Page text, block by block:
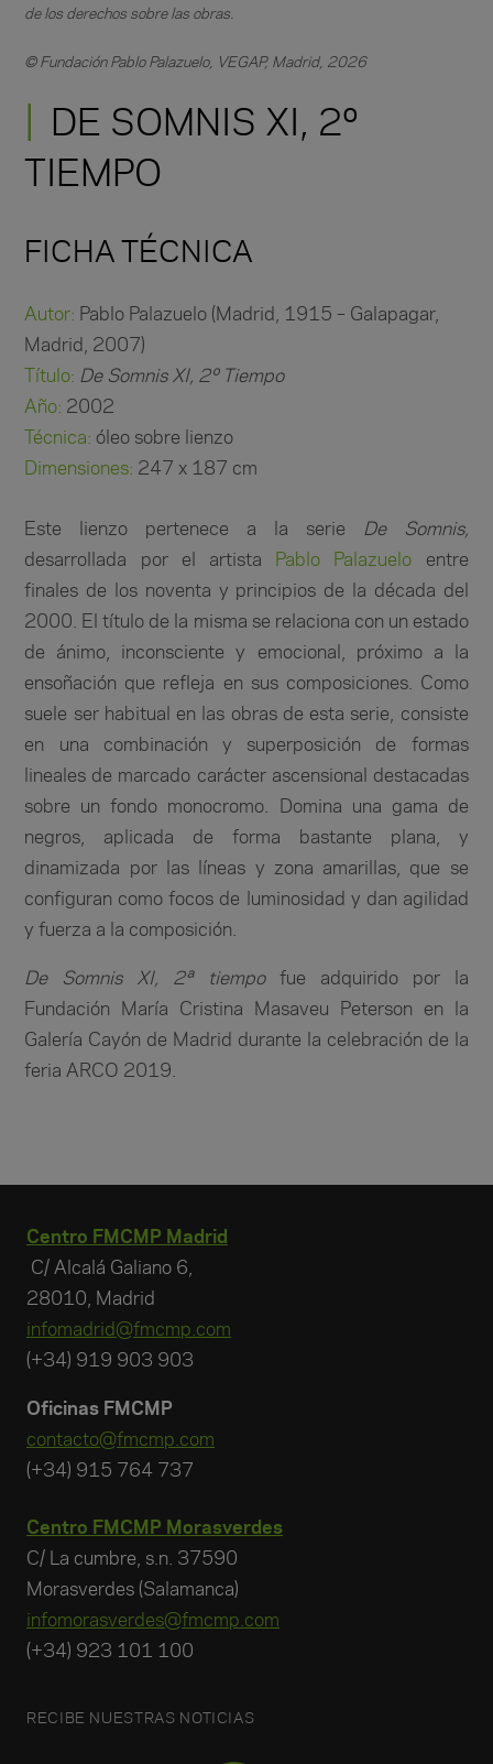
de los derechos sobre las obras.
© Fundación Pablo Palazuelo, VEGAP, Madrid, 2026
DE SOMNIS XI, 2º
TIEMPO
FICHA TÉCNICA
Autor: Pablo Palazuelo (Madrid, 1915 – Galapagar,
Madrid, 2007)
Título: De Somnis XI, 2º Tiempo
Año: 2002
Técnica: óleo sobre lienzo
Dimensiones: 247 x 187 cm
Este lienzo pertenece a la serie
De Somnis,
desarrollada por el artista
Pablo Palazuelo entre
finales de los noventa y principios de la década del
2000. El título de la misma se relaciona con un estado
de ánimo, inconsciente y emocional, próximo a la
ensoñación que refleja en sus composiciones. Como
suele ser habitual en las obras de esta serie, consiste
en una combinación y superposición de formas
lineales de marcado carácter ascensional destacadas
sobre un fondo monocromo. Domina una gama de
negros, aplicada de forma bastante plana, y
dinamizada por las líneas y zona amarillas, que se
configuran como focos de luminosidad y dan agilidad
y fuerza a la composición.
De Somnis XI, 2ª tiempofue adquirido por la
Fundación María Cristina Masaveu Peterson en la
Galería Cayón de Madrid durante la celebración de la
feria ARCO 2019.
Centro FMCMP Madrid
C/ Alcalá Galiano 6,
28010, Madrid
infomadrid@fmcmp.com
(+34) 919 903 903
Oficinas FMCMP
contacto@fmcmp.com
(+34) 915 764 737
Centro FMCMP Morasverdes
C/ La cumbre, s.n. 37590
Morasverdes (Salamanca)
infomorasverdes@fmcmp.com
(+34) 923 101 100
RECIBE NUESTRAS NOTICIAS